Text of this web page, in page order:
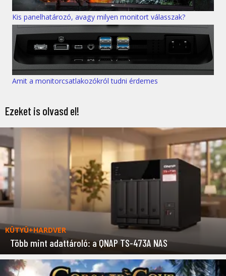
Kis panelhatározó, avagy milyen monitort válasszak?
Amit a monitorcsatlakozókról tudni érdemes
Ezeket is olvasd el!
KÜTYÜ+HARDVER
Több mint adattároló: a QNAP TS-473A NAS